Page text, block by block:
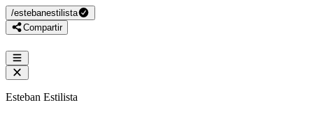
/estebanestilista
Compartir
Esteban Estilista